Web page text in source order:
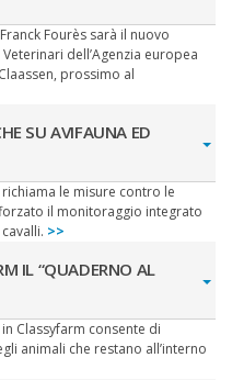
Fourès sarà il nuovo
dell’Agenzia europea
prossimo al
SU AVIFAUNA ED
le misure contro le
il monitoraggio integrato
>>
IL “QUADERNO AL
Classyfarm consente di
animali che restano all’interno